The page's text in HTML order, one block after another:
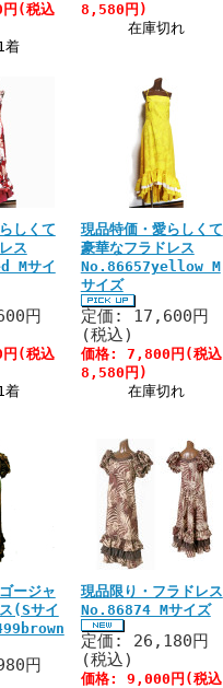
(税込
着
8,580円)
在庫切れ
しくて
ス
Mサイ
円
(税込
着
現品特価・愛らしくて
豪華なフラドレス
No.86657yellow M
サイズ
定価: 17,600円
(税込)
価格: 7,800円(税込
8,580円)
在庫切れ
ージャ
(Sサイ
円
現品限り・フラドレス
No.86874 Mサイズ
定価: 26,180円
(税込)
価格: 9,000円(税込